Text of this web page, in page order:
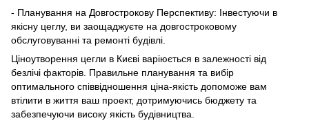
- Планування на Довгострокову Перспективу: Інвестуючи в
якісну цеглу, ви заощаджуєте на довгостроковому
обслуговуванні та ремонті будівлі.
Ціноутворення цегли в Києві варіюється в залежності від
безлічі факторів. Правильне планування та вибір
оптимального співвідношення ціна-якість допоможе вам
втілити в життя ваш проект, дотримуючись бюджету та
забезпечуючи високу якість будівництва.